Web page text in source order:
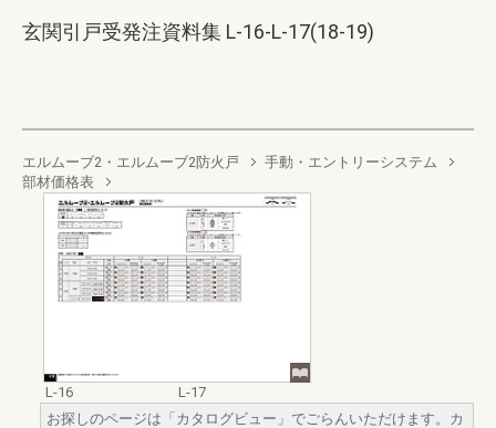
玄関引戸受発注資料集 L-16-L-17(18-19)
エルムーブ2・エルムーブ2防火戸
手動・エントリーシステム
部材価格表
L-16
L-17
お探しのページは「カタログビュー」でごらんいただけます。カ